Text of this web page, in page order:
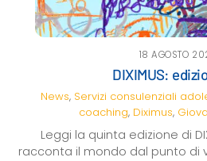
18 AGOSTO
DIXIMUS:
News, Servizi consulenziali
coaching, Diximus,
Leggi la quinta edizione di
racconta il mondo dal punto di